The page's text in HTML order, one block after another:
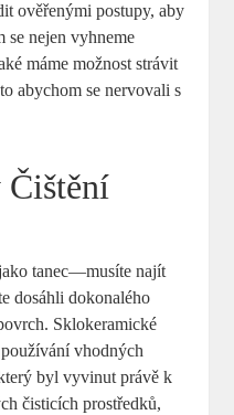
ověřenými postupy, aby
se nejen vyhneme
máme možnost strávit
abychom se nervovali s
tanec—musíte najít
dosáhli dokonalého
Sklokeramické
vhodných
byl vyvinut právě k
čisticích prostředků,